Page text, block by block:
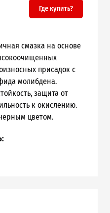
Где купить?
смазка на основе
присадок с
молибдена.
защита от
к окислению.
цветом.